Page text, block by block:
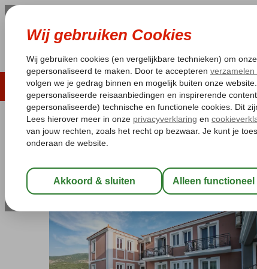
LAST MINUTE ZOMER 2026
Pakketgarantie Laagsteprijsgarantie*
Home
Griekenland Lesbos
Sun & Sea Appartementen
Logies en ontbijt Appartement